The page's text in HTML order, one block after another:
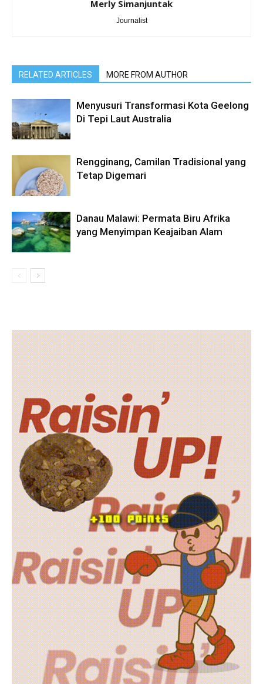
Merly Simanjuntak
Journalist
RELATED ARTICLES MORE FROM AUTHOR
Menyusuri Transformasi Kota Geelong
Di Tepi Laut Australia
Rengginang, Camilan Tradisional yang
Tetap Digemari
Danau Malawi: Permata Biru Afrika
yang Menyimpan Keajaiban Alam